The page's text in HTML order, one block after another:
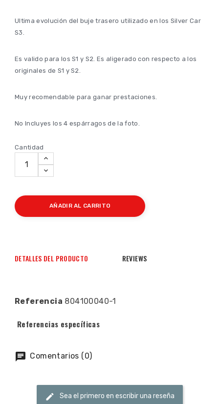
Ultima evolución del buje trasero utilizado en los Silver Car
S3.
Es valido para los S1 y S2. Es aligerado con respecto a los
originales de S1 y S2.
Muy recomendable para ganar prestaciones.
No Incluyes los 4 espárragos de la foto.
Cantidad
AÑADIR AL CARRITO
DETALLES DEL PRODUCTO REVIEWS
Referencia 804100040-1
Referencias específicas
Comentarios (0)
Sea el primero en escribir una reseña